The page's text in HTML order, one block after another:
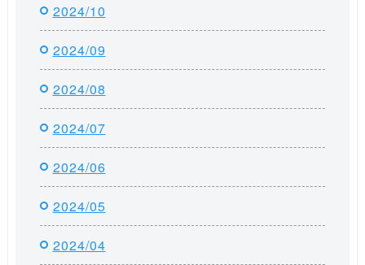
2024/10
2024/09
2024/08
2024/07
2024/06
2024/05
2024/04